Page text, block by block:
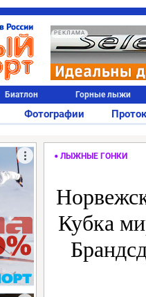
РЕКЛАМА
Биатлон Горные лыжи
Фотографии
ЛЫЖНЫЕ ГОНКИ
Кубка